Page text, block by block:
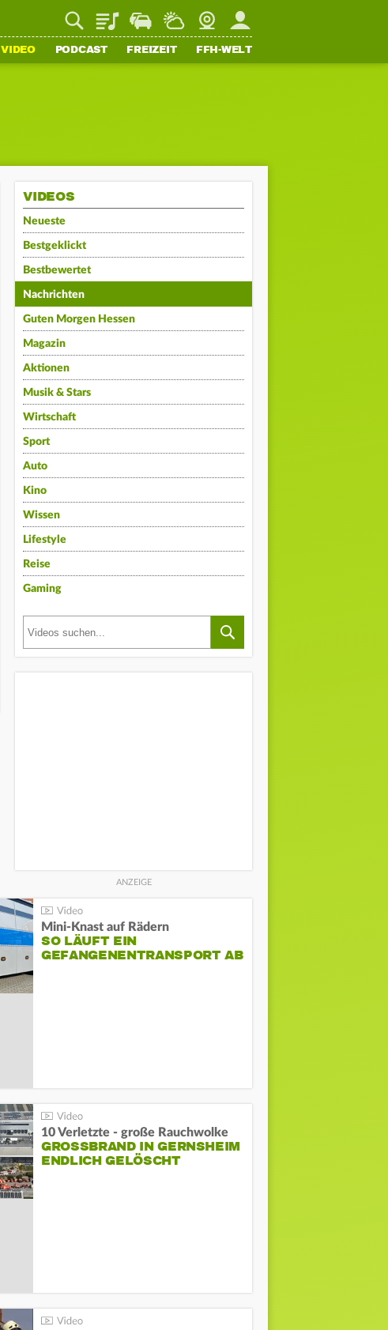
PlaylistStaupilotWetterWebcamMein FFH
VIDEO PODCAST FREIZEIT FFH-WELT
VIDEOS
Neueste
Bestgeklickt
Bestbewertet
Nachrichten
Guten Morgen Hessen
Magazin
Aktionen
Musik & Stars
Wirtschaft
Sport
Auto
Kino
Wissen
Lifestyle
Reise
Gaming
Mini-Knast auf Rädern
SO LÄUFT EIN
GEFANGENENTRANSPORT AB
10 Verletzte - große Rauchwolke
GROSSBRAND IN GERNSHEIM E
NDLICH GELÖSCHT